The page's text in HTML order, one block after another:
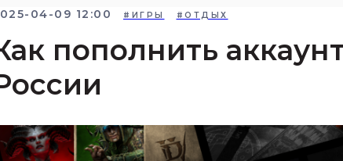
04-09 12:00 #ИГРЫ #ОТДЫХ
пополнить